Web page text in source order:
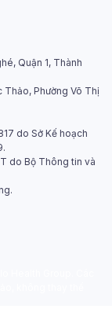
Quận 1, Thành
Phường Võ Thị
do Sở Kế hoạch
do Bộ Thông tin và